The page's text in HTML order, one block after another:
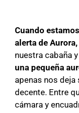
Cuando
alerta de
nuestra cabaña y
una pequeña
apenas nos
decente. Entre
cámara y